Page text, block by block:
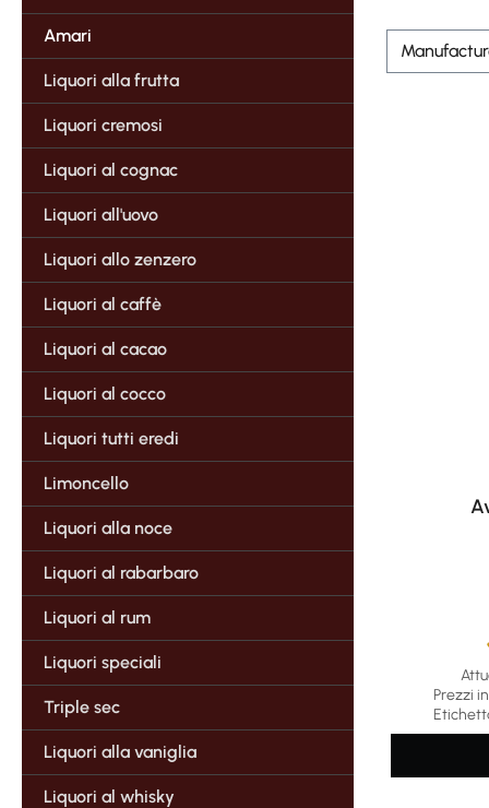
Amari
Liquori alla frutta
Liquori cremosi
Liquori al cognac
Liquori all'uovo
Liquori allo zenzero
Liquori al caffè
Liquori al cacao
Liquori al cocco
Liquori tutti eredi
Limoncello
Liquori alla noce
Liquori al rabarbaro
Liquori al rum
Liquori speciali
Triple sec
Liquori alla vaniglia
Liquori al whisky
Average
Prezzi